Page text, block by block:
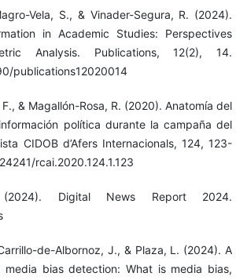
Vela, S., & Vinader-Segura, R. (2024).
in Academic Studies: Perspectives
Analysis. Publications, 12(2), 14.
publications12020014
& Magallón-Rosa, R. (2020). Anatomía del
política durante la campaña del
CIDOB d’Afers Internacionals, 124, 123-
rcai.2020.124.1.123
(2024). Digital News Report 2024.
de-Albornoz, J., & Plaza, L. (2024). A
media bias detection: What is media bias,